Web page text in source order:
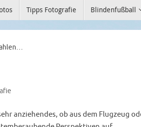
Tipps Fotografie Blindenfußball
anziehendes, ob aus dem Flugzeug